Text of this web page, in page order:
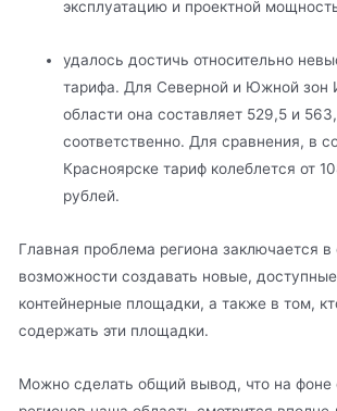
эксплуатацию и проектной
удалось достичь относительно
тарифа. Для Северной и Южной зон
области она составляет 529,5 и
соответственно. Для сравнения, в
Красноярске тариф колеблется от
рублей.
Главная проблема региона заключается в
возможности создавать новые,
контейнерные площадки, а также в том,
содержать эти площадки.
Можно сделать общий вывод, что на фоне